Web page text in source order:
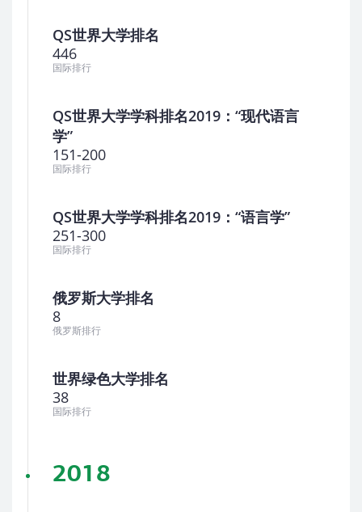
QS世界大学排名
446
国际排行
QS世界大学学科排名2019：“现代语言
学”
151-200
国际排行
QS世界大学学科排名2019：“语言学”
251-300
国际排行
俄罗斯大学排名
8
俄罗斯排行
世界绿色大学排名
38
国际排行
2018